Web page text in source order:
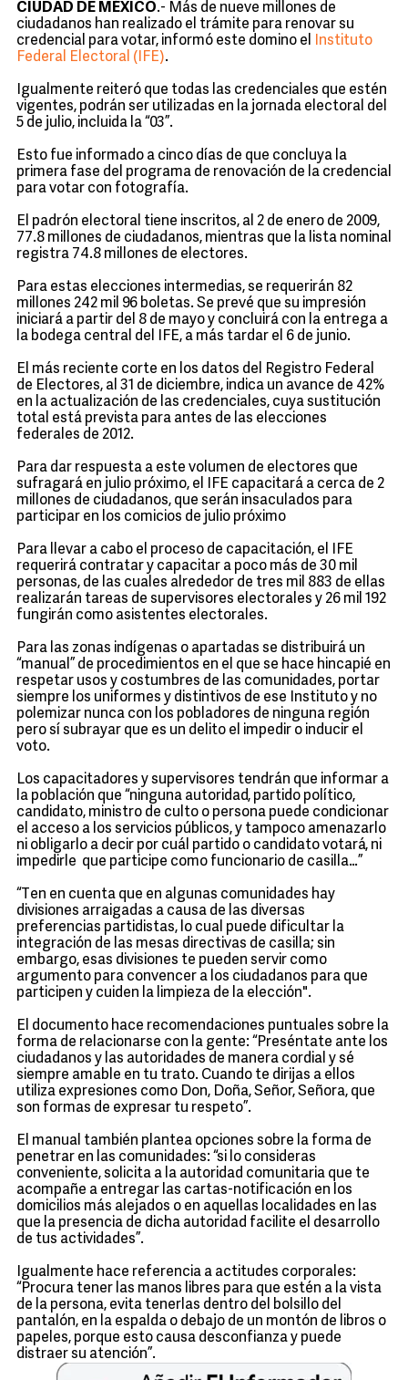
CIUDAD DE MÉXICO.- Más de nueve millones de
ciudadanos han realizado el trámite para renovar su
credencial para votar, informó este domino el
Instituto
Federal Electoral (IFE).
Igualmente reiteró que todas las credenciales que estén
vigentes, podrán ser utilizadas en la jornada electoral del
5 de julio, incluida la “03”.
Esto fue informado a cinco días de que concluya la
primera fase del programa de renovación de la credencial
para votar con fotografía.
El padrón electoral tiene inscritos, al 2 de enero de 2009,
77.8 millones de ciudadanos, mientras que la lista nominal
registra 74.8 millones de electores.
Para estas elecciones intermedias, se requerirán 82
millones 242 mil 96 boletas. Se prevé que su impresión
iniciará a partir del 8 de mayo y concluirá con la entrega a
la bodega central del IFE, a más tardar el 6 de junio.
El más reciente corte en los datos del Registro Federal
de Electores, al 31 de diciembre, indica un avance de 42%
en la actualización de las credenciales, cuya sustitución
total está prevista para antes de las elecciones
federales de 2012.
Para dar respuesta a este volumen de electores que
sufragará en julio próximo, el IFE capacitará a cerca de 2
millones de ciudadanos, que serán insaculados para
participar en los comicios de julio próximo
Para llevar a cabo el proceso de capacitación, el IFE
requerirá contratar y capacitar a poco más de 30 mil
personas, de las cuales alrededor de tres mil 883 de ellas
realizarán tareas de supervisores electorales y 26 mil 192
fungirán como asistentes electorales.
Para las zonas indígenas o apartadas se distribuirá un
“manual” de procedimientos en el que se hace hincapié en
respetar usos y costumbres de las comunidades, portar
siempre los uniformes y distintivos de ese Instituto y no
polemizar nunca con los pobladores de ninguna región
pero sí subrayar que es un delito el impedir o inducir el
voto.
Los capacitadores y supervisores tendrán que informar a
la población que “ninguna autoridad, partido político,
candidato, ministro de culto o persona puede condicionar
el acceso a los servicios públicos, y tampoco amenazarlo
ni obligarlo a decir por cuál partido o candidato votará, ni
impedirle que participe como funcionario de casilla…”
“Ten en cuenta que en algunas comunidades hay
divisiones arraigadas a causa de las diversas
preferencias partidistas, lo cual puede dificultar la
integración de las mesas directivas de casilla; sin
embargo, esas divisiones te pueden servir como
argumento para convencer a los ciudadanos para que
participen y cuiden la limpieza de la elección".
El documento hace recomendaciones puntuales sobre la
forma de relacionarse con la gente: “Preséntate ante los
ciudadanos y las autoridades de manera cordial y sé
siempre amable en tu trato. Cuando te dirijas a ellos
utiliza expresiones como Don, Doña, Señor, Señora, que
son formas de expresar tu respeto”.
El manual también plantea opciones sobre la forma de
penetrar en las comunidades: “si lo consideras
conveniente, solicita a la autoridad comunitaria que te
acompañe a entregar las cartas-notificación en los
domicilios más alejados o en aquellas localidades en las
que la presencia de dicha autoridad facilite el desarrollo
de tus actividades”.
Igualmente hace referencia a actitudes corporales:
“Procura tener las manos libres para que estén a la vista
de la persona, evita tenerlas dentro del bolsillo del
pantalón, en la espalda o debajo de un montón de libros o
papeles, porque esto causa desconfianza y puede
distraer su atención”.